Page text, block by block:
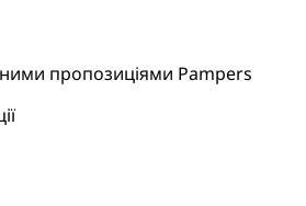
пропозиціями Pampers